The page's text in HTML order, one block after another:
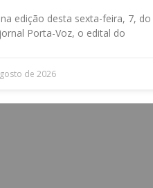
edição desta sexta-feira, 7,
Porta-Voz, o edital do
de 2026